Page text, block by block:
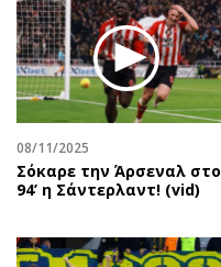
08/11/2025
Σόκαρε την Άρσεναλ στο
94’ η Σάντερλαντ! (vid)